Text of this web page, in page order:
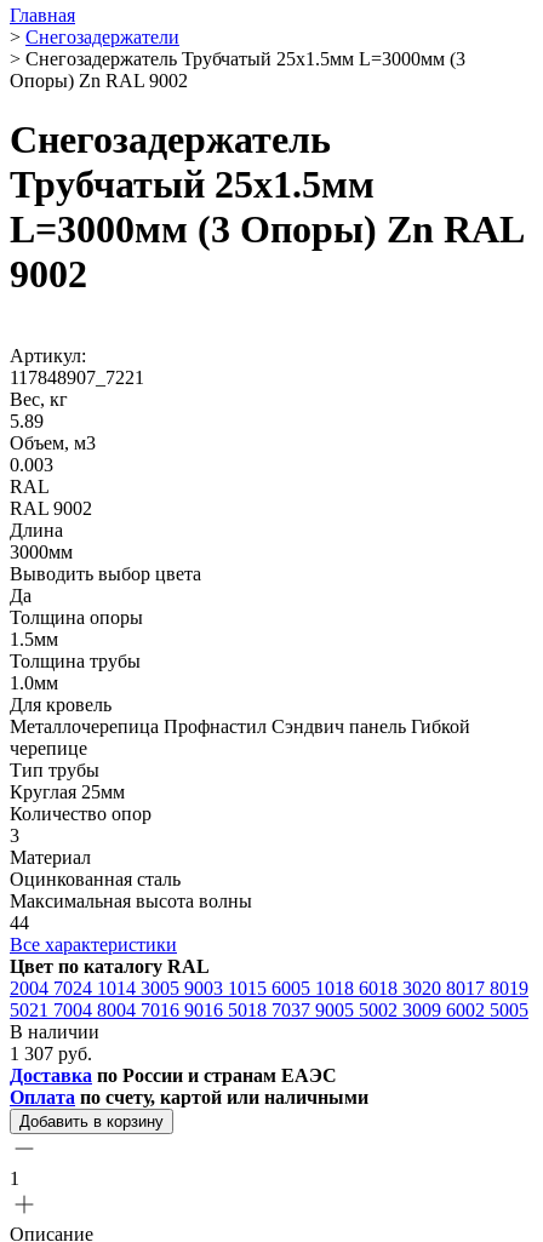
Главная
> Снегозадержатели
> Снегозадержатель Трубчатый 25х1.5мм L=3000мм (3
Опоры) Zn RAL 9002
Снегозадержатель
Трубчатый 25х1.5мм
L=3000мм (3 Опоры) Zn RAL
9002
Артикул:
117848907_7221
Вес, кг
5.89
Объем, м3
0.003
RAL
RAL 9002
Длина
3000мм
Выводить выбор цвета
Да
Толщина опоры
1.5мм
Толщина трубы
1.0мм
Для кровель
Металлочерепица Профнастил Сэндвич панель Гибкой
черепице
Тип трубы
Круглая 25мм
Количество опор
3
Материал
Оцинкованная сталь
Максимальная высота волны
44
Все характеристики
Цвет по каталогу RAL
2004 7024 1014 3005 9003 1015 6005 1018 6018 3020 8017 8019
5021 7004 8004 7016 9016 5018 7037 9005 5002 3009 6002 5005
В наличии
1 307 руб.
Доставка по России и странам ЕАЭС
Оплата по счету, картой или наличными
Добавить в корзину
1
Описание